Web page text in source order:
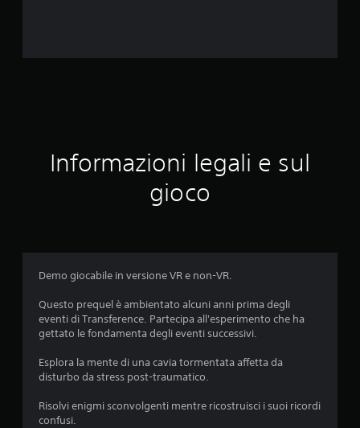
l
a
i
i
Informazioni legali e sul
gioco
Demo giocabile in versione VR e non-VR.
Questo prequel è ambientato alcuni anni prima degli
eventi di Transference. Partecipa all'esperimento che ha
gettato le fondamenta degli eventi successivi.
Esplora la mente di una cavia tormentata affetta da
disturbo da stress post-traumatico.
Risolvi enigmi sconvolgenti mentre ricostruisci i suoi ricordi
confusi.